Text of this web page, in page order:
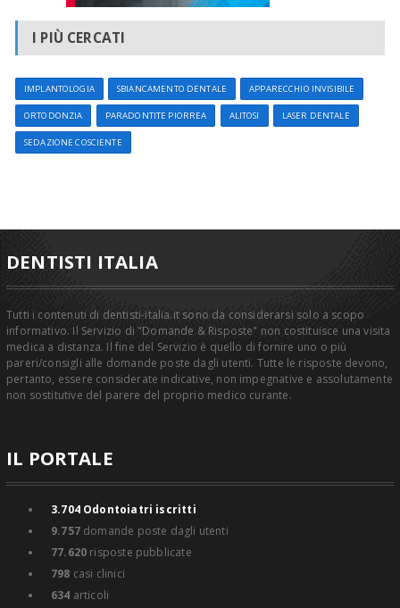
I PIÙ CERCATI
IMPLANTOLOGIA SBIANCAMENTO DENTALE APPARECCHIO INVISIBILE
ORTODONZIA PARADONTITE PIORREA ALITOSI LASER DENTALE
SEDAZIONE COSCIENTE
DENTISTI ITALIA
Tutti i contenuti di dentisti-italia.it sono da considerarsi solo a scopo
informativo. Il Servizio di "Domande & Risposte" non costituisce una visita
medica a distanza. Il fine del Servizio è quello di fornire uno o più
pareri/consigli alle domande poste dagli utenti. Tutte le risposte devono,
pertanto, essere considerate indicative, non impegnative e assolutamente
non sostitutive del parere del proprio medico curante.
IL PORTALE
3.704Odontoiatri iscritti
9.757domande poste dagli utenti
77.620 risposte pubblicate
798 casi clinici
634 articoli